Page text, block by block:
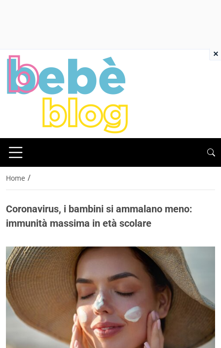
Home /
Coronavirus, i bambini si ammalano meno:
immunità massima in età scolare
×